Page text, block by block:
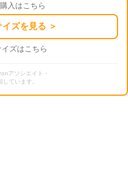
入はこちら
ズを見る ＞
ズはこちら
アソシエイト・
ています。